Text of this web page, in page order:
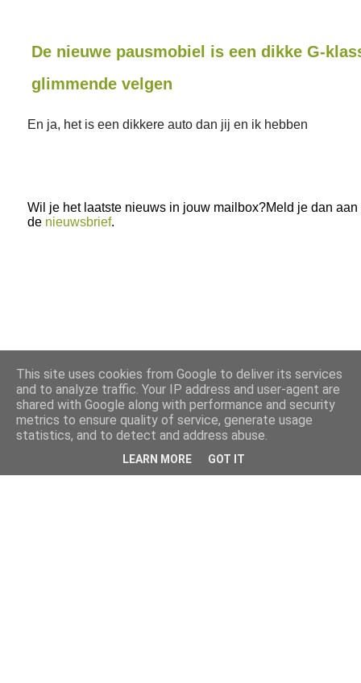
De nieuwe pausmobiel is een dikke G-
glimmende velgen
En ja, het is een dikkere auto dan jij en ik hebben
Wil je het laatste nieuws in jouw mailbox?Meld je dan aan
de nieuwsbrief.
This site uses cookies from Google to deliver its services
and to analyze traffic. Your IP address and user-agent are
shared with Google along with performance and security
metrics to ensure quality of service, generate usage
statistics, and to detect and address abuse.
LEARN MORE GOT IT